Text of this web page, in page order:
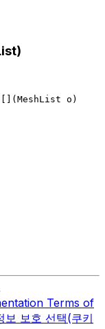
o)
Terms of
보 보호 선택(쿠키